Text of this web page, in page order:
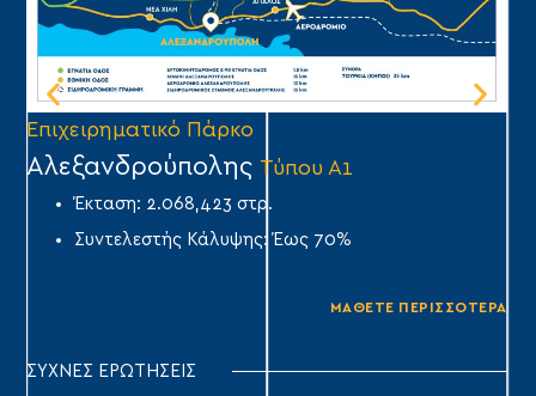
Επιχειρηματικό Πάρκο
Αλεξανδρούπολης Τύπου Α1
Έκταση: 2.068,423 στρ.
Συντελεστής Κάλυψης: Έως 70%
ΜΑΘΕΤΕ ΠΕΡΙΣΣΟΤΕΡΑ
ΣΥΧΝΕΣ ΕΡΩΤΗΣΕΙΣ